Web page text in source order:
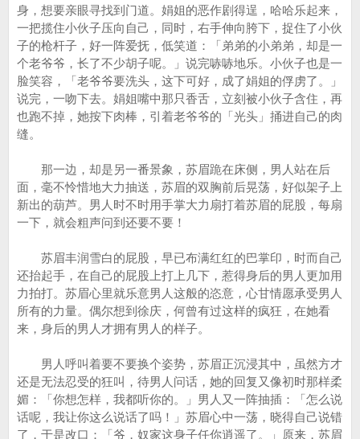
身，想要亲眼寻找到门道。娟姐的恶作剧得逞，哈哈乐起来，
一把揽住小伙子压向自己，同时，右手伸向胯下，捉住了小伙
子的枪杆子，好一阵爱抚，低笑道：「弟弟的小弟弟，却是一
个老爷爷，长了不少胡子呢。」说完哧哧地乐。小伙子也是一
脸笑容，「老爷爷要洗头，这下可好，成了娟姐的俘虏了。」
说完，一吻下去。娟姐嘴中那只香舌，立刻被小伙子含住，再
也跑不掉，她按下肉棒，引着老爷爷的「光头」捅进自己的肉
缝。
那一边，却是另一番景象，苏眉跪在床侧，男人站在后
面，毫不怜惜地大力抽送，苏眉的双胸前后晃荡，好似架子上
新出的葫芦。男人时不时用手掌大力扇打着苏眉的屁股，每扇
一下，就会粗声问到还要不要！
苏眉丰润雪白的屁股，早已布满红红的巴掌印，时而自己
还抬起手，在自己的屁股上打上几下，惹得身后的男人更加用
力拍打。苏眉心里就乐意男人这般的恣意，心甘情愿承受男人
所有的力量。偶尔想到徐庆，何曾有过这样的疯狂，在她看
来，身后的男人才拥有男人的样子。
男人呼叫着要不要换个姿势，苏眉正沉浸其中，虽然方才
还是无法忍受的狂叫，待男人问话，她的回复又像初时那样柔
媚：「你想怎样，我都听你的。」男人又一阵抽插：「怎么说
话呢，我让你这么说话了吗！」苏眉心中一荡，晓得自己说错
了，于是改口：「爷，奴家这身子任你逍遥了。」原来，苏眉